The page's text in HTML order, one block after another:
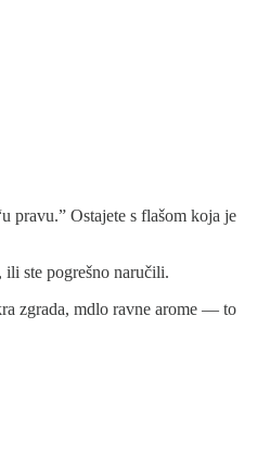
pravu.” Ostajete s flašom koja je
ste pogrešno naručili.
zgrada, mdlo ravne arome — to